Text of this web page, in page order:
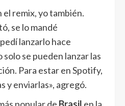
el remix, yo también.
se lo mandé
lanzarlo hace
se pueden lanzar las
Para estar en Spotify,
y enviarlas», agregó.